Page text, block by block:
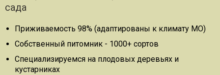
сада
Приживаемость 98% (адаптированы к климату МО)
Собственный питомник - 1000+ сортов
Специализируемся на плодовых деревьях и
кустарниках